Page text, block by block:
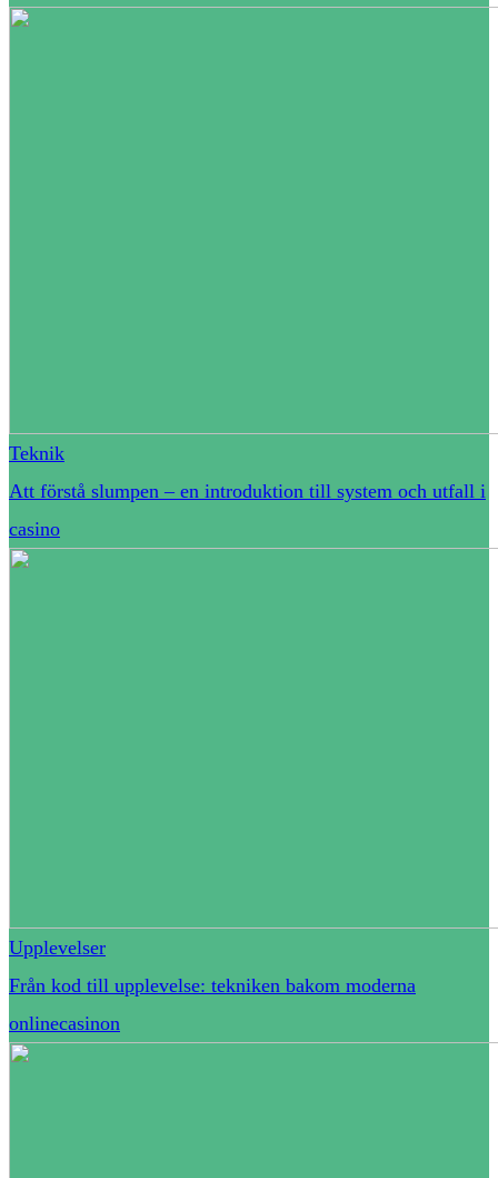
Teknik
Att förstå slumpen – en introduktion till system och utfall i
casino
Upplevelser
Från kod till upplevelse: tekniken bakom moderna
onlinecasinon